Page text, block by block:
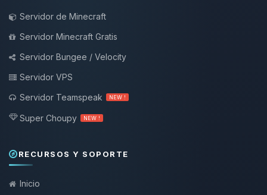
Servidor de Minecraft
Servidor Minecraft Gratis
Servidor Bungee / Velocity
Servidor VPS
Servidor Teamspeak
NEW !
Super Choupy NEW !
RECURSOS Y SOPORTE
Inicio